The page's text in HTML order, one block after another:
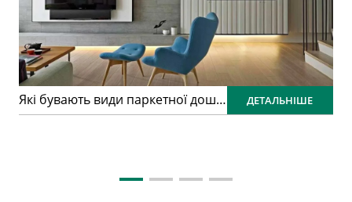
Які бувають види паркетної дошки та в чому їх особливості? ДЕТАЛЬНІШЕ